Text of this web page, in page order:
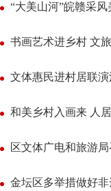
“大美山河”皖赣采
书画艺术进乡村 文
文体惠民进村居联
和美乡村入画来 人
区文体广电和旅游
金坛区多举措做好